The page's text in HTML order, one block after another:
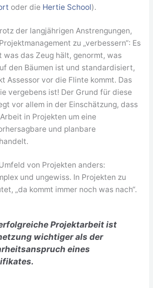
oder die Hertie School).
der langjährigen Anstrengungen,
zu „verbessern“: Es
das Zeug hält, genormt, was
den Bäumen ist und standardisiert,
Assessor vor die Flinte kommt. Das
vergebens ist! Der Grund für diese
vor allem in der Einschätzung, dass
in Projekten um eine
und planbare
von Projekten anders:
und ungewiss. In Projekten zu
„da kommt immer noch was nach“.
Projektarbeit ist
wichtiger als der
eines